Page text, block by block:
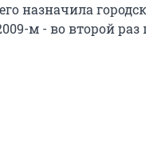
назначила
м - во второй